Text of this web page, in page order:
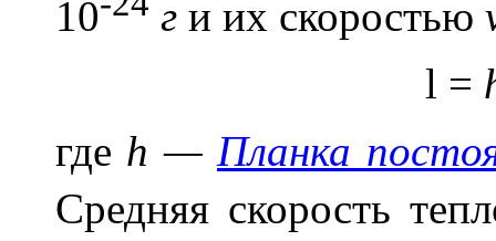
10
г и их скоростью
l =
где h —Планка
Средняя скорость